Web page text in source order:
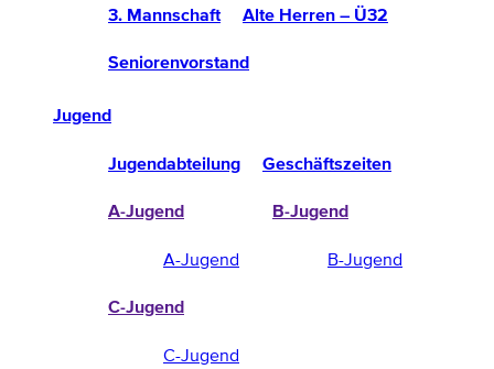
3. Mannschaft Alte Herren – Ü32
Seniorenvorstand
Jugend
Jugendabteilung Geschäftszeiten
A-Jugend
A-Jugend
B-Jugend
B-Jugend
C-Jugend
C-Jugend